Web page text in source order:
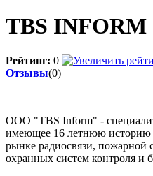
TBS INFORM
Рейтинг: 0
Отзывы(0)
ООО "TBS Inform" -
имеющее 16 летнюю историю
рынке радиосвязи, пожарной
охранных систем контроля и